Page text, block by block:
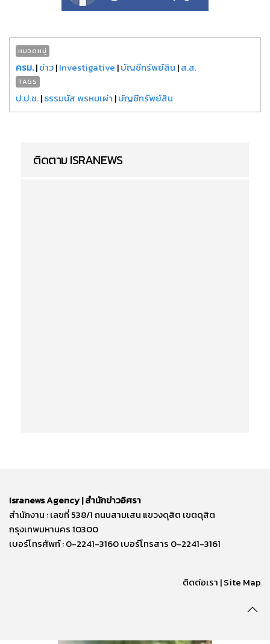
หมวดหมู่
ครม.|ข่าว|Investigative |บัญชีทรัพย์สิน |ส.ส.
TAGS
ป.ป.ช.|ธรรมนัส พรหมเผ่า |บัญชีทรัพย์สิน
ติดตาม ISRANEWS
Isranews Agency | สำนักข่าวอิศรา
สำนักงาน : เลขที่ 538/1 ถนนสามเสน แขวงดุสิต เขตดุสิต
กรุงเทพมหานคร 10300
เบอร์โทรศัพท์ : 0-2241-3160 เบอร์โทรสาร 0-2241-3161
ติดต่อเรา | Site Map